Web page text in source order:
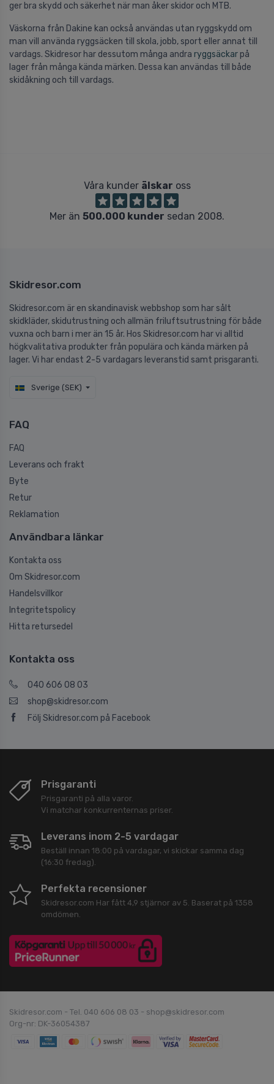
ger bra skydd och säkerhet när man åker skidor och MTB.
Väskorna från Dakine kan också användas utan ryggskydd om
man vill använda ryggsäcken till skola, jobb, sport eller annat till
vardags. Skidresor har dessutom många andra ryggsäckar på
lager från många kända märken. Dessa kan användas till både
skidåkning och till vardags.
Våra kunder älskar oss
Mer än 500.000 kunder sedan 2008.
Skidresor.com
Skidresor.com är en skandinavisk webbshop som har sålt
skidkläder, skidutrustning och allmän friluftsutrustning för både
vuxna och barn i mer än 15 år. Hos Skidresor.com har vi alltid
högkvalitativa produkter från populära och kända märken på
lager. Vi har endast 2-5 vardagars leveranstid samt prisgaranti.
Sverige (SEK)
FAQ
FAQ
Leverans och frakt
Byte
Retur
Reklamation
Användbara länkar
Kontakta oss
Om Skidresor.com
Handelsvillkor
Integritetspolicy
Hitta retursedel
Kontakta oss
040 606 08 03
shop@skidresor.com
Följ Skidresor.com på Facebook
Prisgaranti
Prisgaranti på alla varor.
Vi matchar konkurrenternas priser.
Leverans inom 2-5 vardagar
Beställ innan 18:00 på vardagar, vi skickar samma dag
(16:30 fredag).
Perfekta recensioner
Skidresor.com Har fått 4,9 stjärnor av 5 . Baserat på 1358
omdömen.
Skidresor.com - Tel. 040 606 08 03 - shop@skidresor.com
Org-nr: DK-36054387